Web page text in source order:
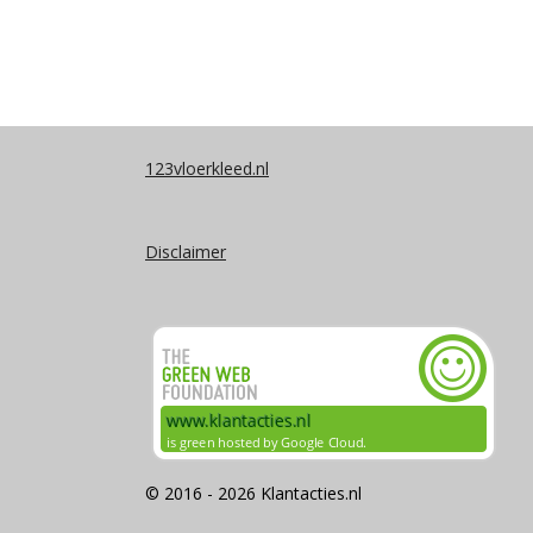
123vloerkleed.nl
Disclaimer
© 2016 - 2026 Klantacties.nl